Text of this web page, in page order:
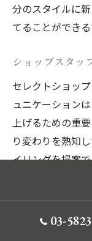
分のスタイルに
てることができる
ショップスタッ
セレクトショッ
ュニケーション
上げるための重
り変わりを熟知
イリングを提案
合ったアイテム
成します。また
能性を広げる手
03-